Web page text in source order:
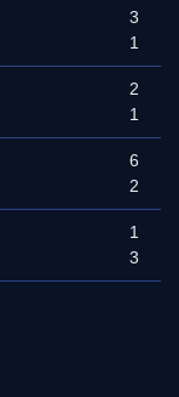
3
1
2
1
6
2
1
3